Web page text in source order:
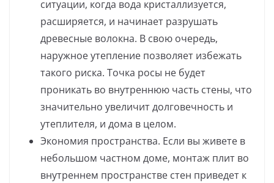
ситуации, когда вода кристаллизуется,
расширяется, и начинает разрушать
древесные волокна. В свою очередь,
наружное утепление позволяет избежать
такого риска. Точка росы не будет
проникать во внутреннюю часть стены, что
значительно увеличит долговечность и
утеплителя, и дома в целом.
Экономия пространства. Если вы живете в
небольшом частном доме, монтаж плит во
внутреннем пространстве стен приведет к